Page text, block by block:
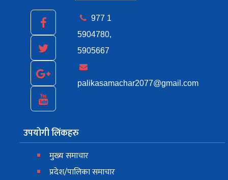
977 1
5904780,
5905667
palikasamachar2077@gmail.com
उपयोगी लिंकहरु
मुख्य समाचार
प्रदेश/पालिका समाचार